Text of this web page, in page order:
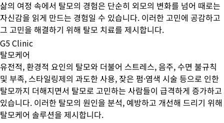
삶의 여정 속에서 탈모의 경험은 단순히 외모의 변화를 넘어 때로는
자신감을 읽게 만드는 경험일 수 있습니다. 이러한 고민에 공감하고
그 고민을 해결하기 위해 탈모 치료를 제시합니다.
G5 Clinic
탈모케어
유전적, 환경적 요인의 탈모와 더불어 스트레스, 음주, 수면 불규칙
및 부족, 스타일링제의 과도한 사용, 잦은 펌·염색 시술 등으로 인한
탈모까지 더해지면서 탈모로 고민하는 사람들이 급격하게 증가하고
있습니다. 이러한 탈모의 원인을 분석, 예방하고 개선해 드리기 위해
탈모케어 솔루션을 제시합니다.